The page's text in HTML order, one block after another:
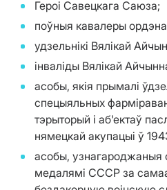
Героі Савецкага Саюза;
поўныя кавалеры
удзельнікі Вялікай
інваліды Вялікай
асобы, якія прымалі
спецыяльных
тэрыторый і аб'ектаў
нямецкай акупацыі ў
асобы, узнагароджаныя
медалямі СССР за